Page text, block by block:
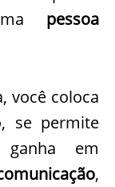
pessoa
você coloca
se permite
em
,